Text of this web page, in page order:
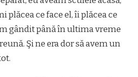
plăcea ce face el, îi plăcea ce
gândit până în ultima vreme
Şi ne era dor să avem un